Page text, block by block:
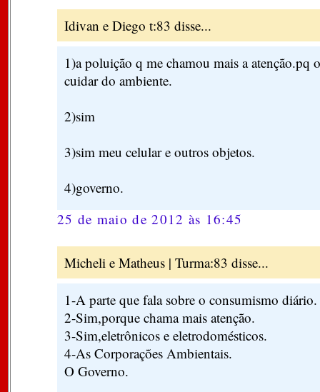
Idivan e Diego t:83 disse...
1)a poluição q me chamou mais a atenção.pq
cuidar do ambiente.
2)sim
3)sim meu celular e outros objetos.
4)governo.
25 de maio de 2012 às 16:45
Micheli e Matheus | Turma:83 disse...
1-A parte que fala sobre o consumismo diário.
2-Sim,porque chama mais atenção.
3-Sim,eletrônicos e eletrodomésticos.
4-As Corporações Ambientais.
O Governo.